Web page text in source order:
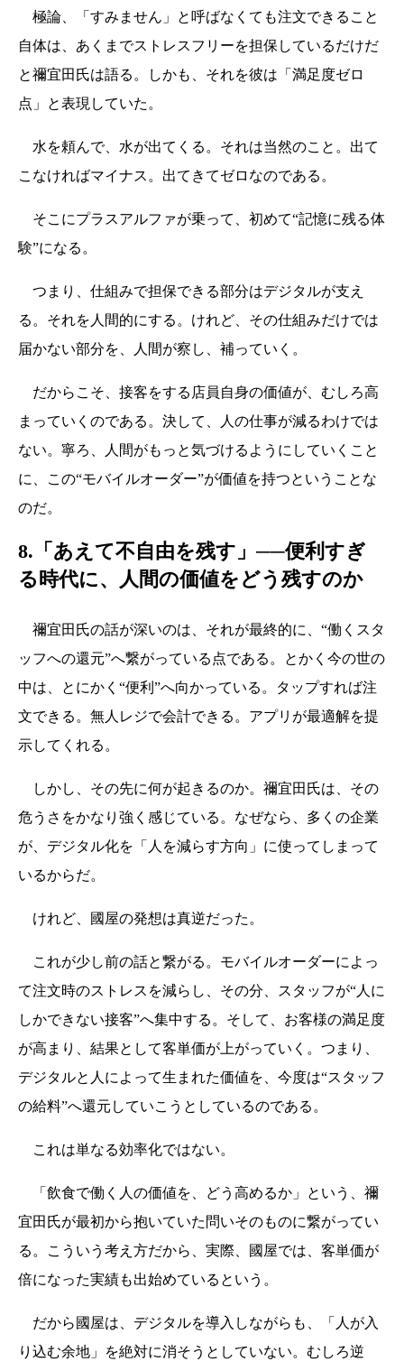
極論、「すみません」と呼ばなくても注文できること
自体は、あくまでストレスフリーを担保しているだけだ
と禰宜田氏は語る。しかも、それを彼は「満足度ゼロ
点」と表現していた。
水を頼んで、水が出てくる。それは当然のこと。出て
こなければマイナス。出てきてゼロなのである。
そこにプラスアルファが乗って、初めて“記憶に残る体
験”になる。
つまり、仕組みで担保できる部分はデジタルが支え
る。それを人間的にする。けれど、その仕組みだけでは
届かない部分を、人間が察し、補っていく。
だからこそ、接客をする店員自身の価値が、むしろ高
まっていくのである。決して、人の仕事が減るわけでは
ない。寧ろ、人間がもっと気づけるようにしていくこと
に、この“モバイルオーダー”が価値を持つということな
のだ。
8.「あえて不自由を残す」──便利すぎ
る時代に、人間の価値をどう残すのか
禰宜田氏の話が深いのは、それが最終的に、“働くスタ
ッフへの還元”へ繋がっている点である。とかく今の世の
中は、とにかく“便利”へ向かっている。タップすれば注
文できる。無人レジで会計できる。アプリが最適解を提
示してくれる。
しかし、その先に何が起きるのか。禰宜田氏は、その
危うさをかなり強く感じている。なぜなら、多くの企業
が、デジタル化を「人を減らす方向」に使ってしまって
いるからだ。
けれど、國屋の発想は真逆だった。
これが少し前の話と繋がる。モバイルオーダーによっ
て注文時のストレスを減らし、その分、スタッフが“人に
しかできない接客”へ集中する。そして、お客様の満足度
が高まり、結果として客単価が上がっていく。つまり、
デジタルと人によって生まれた価値を、今度は“スタッフ
の給料”へ還元していこうとしているのである。
これは単なる効率化ではない。
「飲食で働く人の価値を、どう高めるか」という、禰
宜田氏が最初から抱いていた問いそのものに繋がってい
る。こういう考え方だから、実際、國屋では、客単価が
倍になった実績も出始めているという。
だから國屋は、デジタルを導入しながらも、「人が入
り込む余地」を絶対に消そうとしていない。むしろ逆